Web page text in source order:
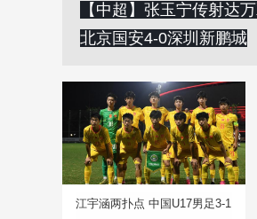
【中超】张玉宁传射达
北京国安4-0深圳新鹏城
江宇涵两扑点 中国U17男足3-1